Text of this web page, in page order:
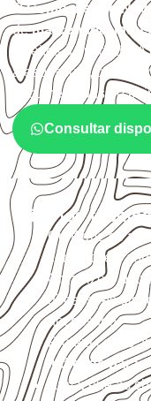
OCompensado
demarcenaria,
sujeitos à umidade.
a espessura, o
documentadas do
Consultar
Critérios
Confirme se a
compatíveis
Organize o
dimensões
necessário.
Proteja cortes,
indicada para
Armazene as